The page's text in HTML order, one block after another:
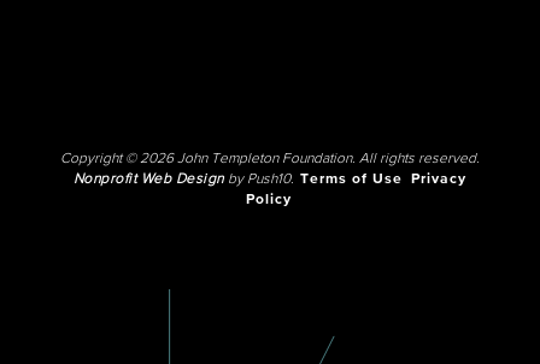
Copyright © 2026 John Templeton Foundation. All rights reserved.
Nonprofit Web Designby Push10. Terms of Use
Privacy
Policy